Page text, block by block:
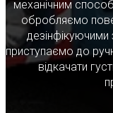
механічним
обробляємо
приступаємо до
відкачати